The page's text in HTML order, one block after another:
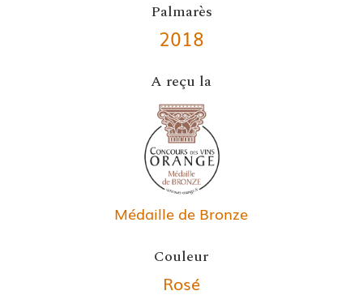
Palmarès
2018
A reçu la
Médaille de Bronze
Couleur
Rosé